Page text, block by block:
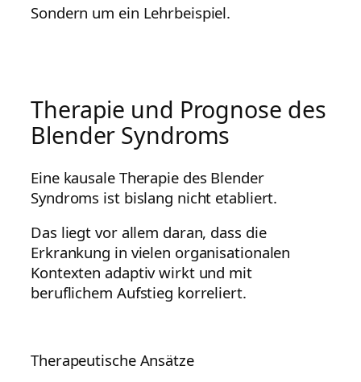
Sondern um ein Lehrbeispiel.
Therapie und Prognose des
Blender Syndroms
Eine kausale Therapie des Blender
Syndroms ist bislang nicht etabliert.
Das liegt vor allem daran, dass die
Erkrankung in vielen organisationalen
Kontexten adaptiv wirkt und mit
beruflichem Aufstieg korreliert.
Therapeutische Ansätze